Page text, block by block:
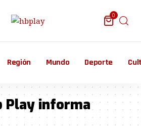
0
Región Mundo Deporte
Play informa